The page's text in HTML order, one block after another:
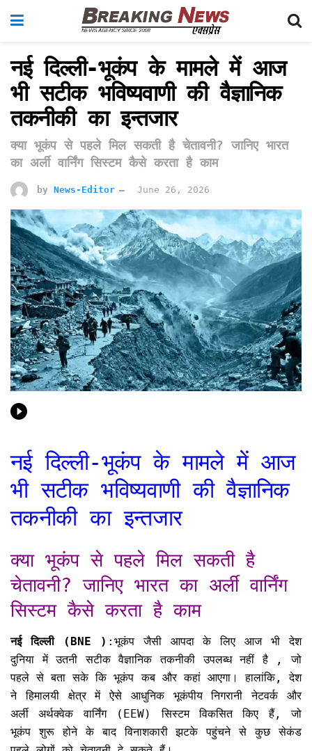
नई दिल्ली-भूकंप के मामले में आज
भी सटीक भविष्यवाणी की वैज्ञानिक
तकनीकी का इन्तजार
क्या भूकंप से पहले मिल सकती है चेतावनी? जानिए भारत
का अर्ली वार्निंग सिस्टम कैसे करता है काम
by News-Editor June 26, 2026
नई दिल्ली-भूकंप के मामले में आज
भी सटीक भविष्यवाणी की वैज्ञानिक
तकनीकी का इन्तजार
क्या भूकंप से पहले मिल सकती है
चेतावनी? जानिए भारत का अर्ली वार्निंग
सिस्टम कैसे करता है काम
नई दिल्ली (BNE ) :भूकंप जैसी आपदा के लिए आज भी देश
दुनिया में उतनी सटीक वैज्ञानिक तकनीकी उपलब्ध नहीं है , जो
पहले से बता सके कि भूकंप कब और कहां आएगा। हालांकि, देश
ने हिमालयी क्षेत्र में ऐसे आधुनिक भूकंपीय निगरानी नेटवर्क और
अर्ली अर्थक्वेक वार्निंग (EEW) सिस्टम विकसित किए हैं, जो
भूकंप शुरू होने के बाद विनाशकारी झटके पहुंचने से कुछ सेकंड